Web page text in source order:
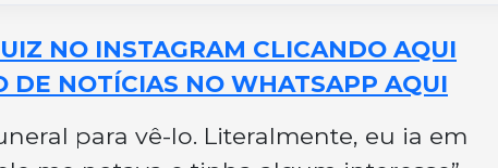
NO INSTAGRAM CLICANDO AQUI
DE NOTÍCIAS NO WHATSAPP AQUI
para vê-lo. Literalmente, eu ia em